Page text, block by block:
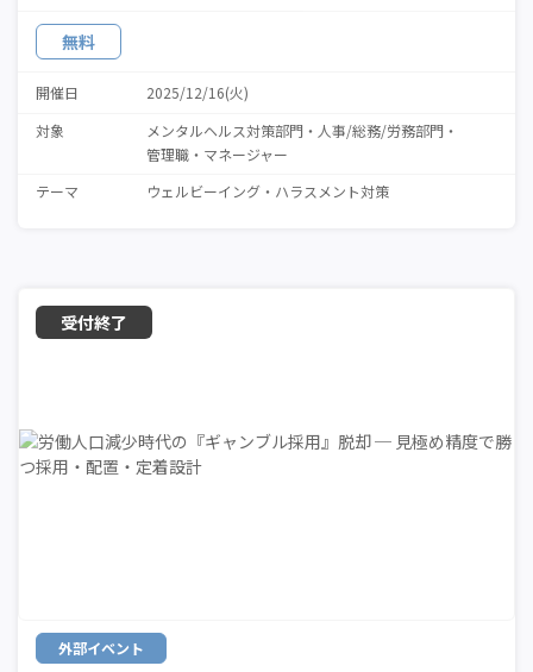
無料
開催日
2025/12/16(火)
対象
メンタルヘルス対策部門
人事/総務/労務部門
管理職・マネージャー
テーマ
ウェルビーイング ハラスメント対策
外部イベント